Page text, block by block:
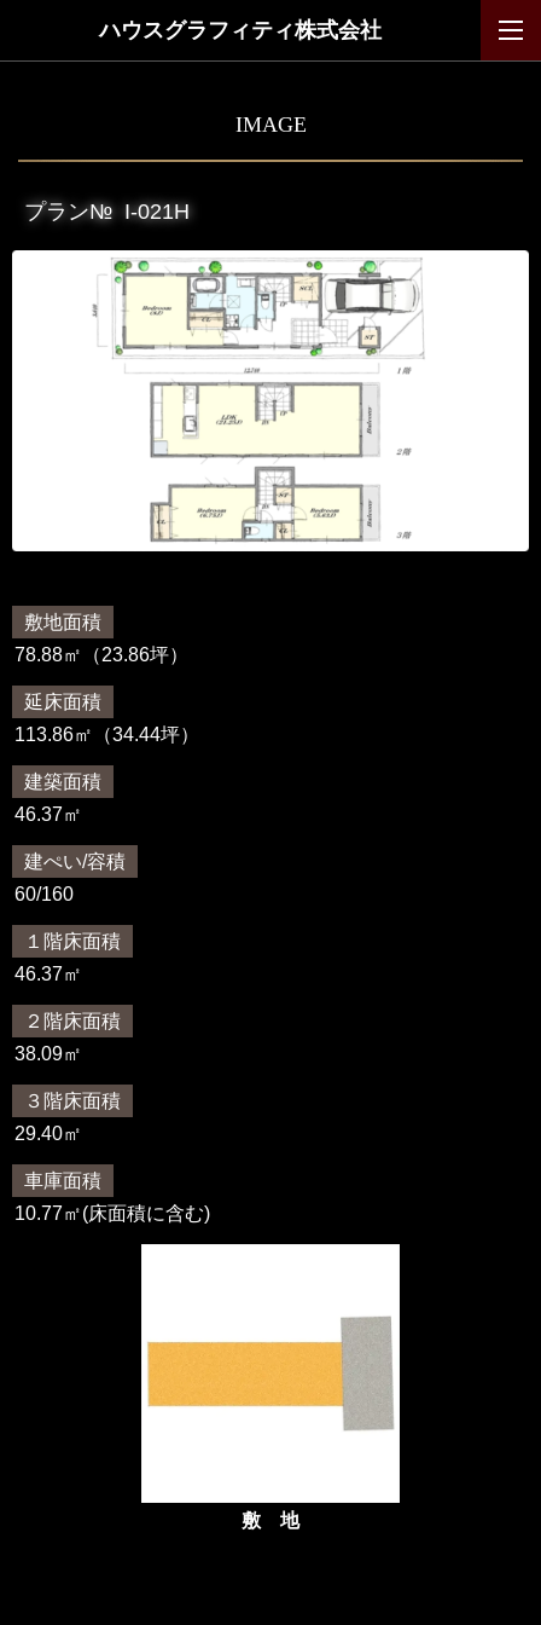
ハウスグラフィティ株式会社
IMAGE
プラン№ I-021H
敷地面積
78.88㎡（23.86坪）
延床面積
113.86㎡（34.44坪）
建築面積
46.37㎡
建ぺい/容積
60/160
１階床面積
46.37㎡
２階床面積
38.09㎡
３階床面積
29.40㎡
車庫面積
10.77㎡(床面積に含む)
敷 地